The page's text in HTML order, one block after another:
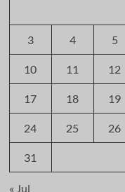
3 4 5
10 11 12
17 18 19
24 25 26
31
« Jul